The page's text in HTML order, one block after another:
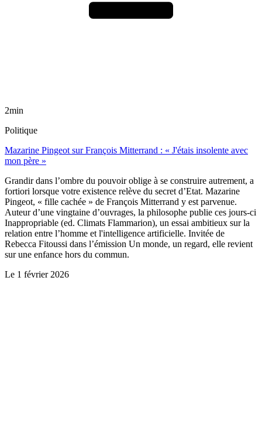
2min
Politique
Mazarine Pingeot sur François Mitterrand : « J'étais insolente avec
mon père »
Grandir dans l’ombre du pouvoir oblige à se construire autrement, a
fortiori lorsque votre existence relève du secret d’Etat. Mazarine
Pingeot, « fille cachée » de François Mitterrand y est parvenue.
Auteur d’une vingtaine d’ouvrages, la philosophe publie ces jours-ci
Inappropriable (ed. Climats Flammarion), un essai ambitieux sur la
relation entre l’homme et l'intelligence artificielle. Invitée de
Rebecca Fitoussi dans l’émission Un monde, un regard, elle revient
sur une enfance hors du commun.
Le 1 février 2026